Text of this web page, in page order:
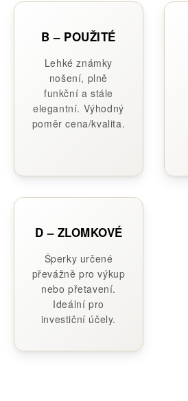
B – POUŽITÉ
Lehké známky
nošení, plně
funkční a stále
elegantní. Výhodný
poměr cena/kvalita.
D – ZLOMKOVÉ
Šperky určené
převážně pro výkup
nebo přetavení.
Ideální pro
investiční účely.